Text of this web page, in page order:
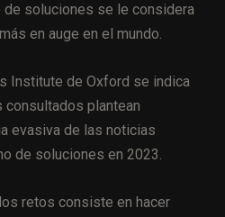
soluciones se le considera
en auge en el mundo.
Institute de Oxford se indica
consultados plantean
evasiva de las noticias
de soluciones en 2023.
retos consiste en hacer